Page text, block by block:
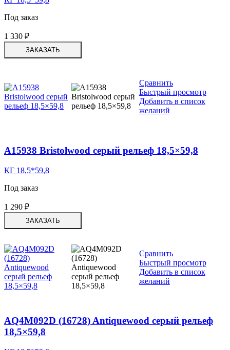
Под заказ
1 330 ₽
ЗАКАЗАТЬ
Сравнить
Быстрый просмотр
Добавить в список
желаний
A15938 Bristolwood серый рельеф 18,5×59,8
КГ 18,5*59,8
Под заказ
1 290 ₽
ЗАКАЗАТЬ
Сравнить
Быстрый просмотр
Добавить в список
желаний
AQ4M092D (16728) Antiquewood серый рельеф
18,5×59,8